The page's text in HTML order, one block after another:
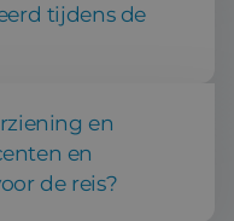
tijdens de
en
en
de reis?